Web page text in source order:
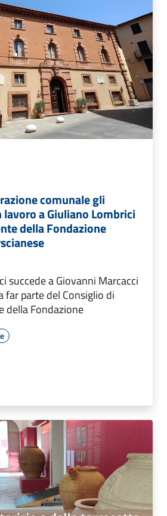
comunale gli
a Giuliano Lombrici
della Fondazione
succede a Giovanni Marcacci
far parte del Consiglio di
della Fondazione